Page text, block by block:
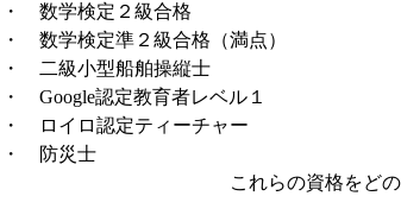
・ 数学検定２級合格
・ 数学検定準２級合格（満点）
・ 二級小型船舶操縦士
・ Google認定教育者レベル１
・ ロイロ認定ティーチャー
・ 防災士
これらの資格をどのように取